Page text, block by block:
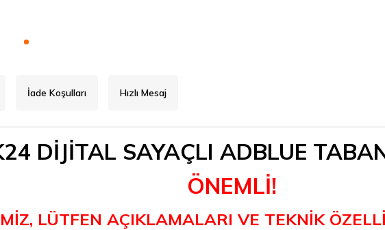
İade Koşulları Hızlı Mesaj
DİJİTAL SAYAÇLI ADBLUE
ÖNEMLİ!
LÜTFEN AÇIKLAMALARI VE TEKNİK